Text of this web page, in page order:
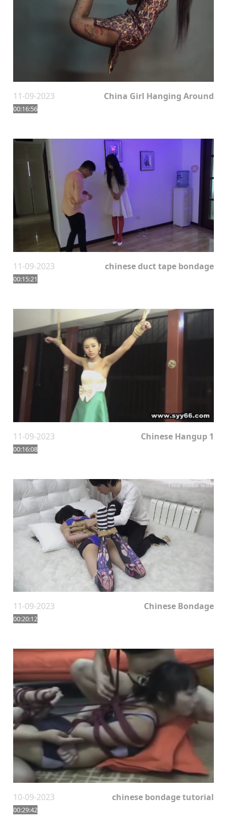
11-09-2023
00:16:56
China Girl Hanging Around
11-09-2023
00:15:21
chinese duct tape bondage
11-09-2023
00:16:08
Chinese Hangup 1
11-09-2023
00:20:12
Chinese Bondage
10-09-2023
00:29:42
chinese bondage tutorial